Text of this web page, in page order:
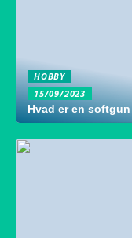
HOBBY
15/09/2023
Hvad er en